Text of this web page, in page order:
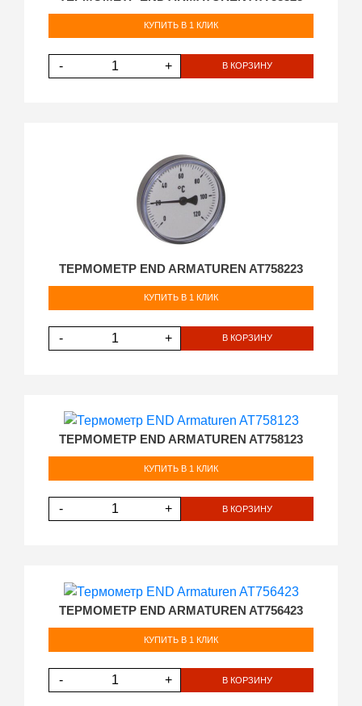
КУПИТЬ В 1 КЛИК
- + В КОРЗИНУ
ТЕРМОМЕТР END ARMATUREN AT758223
КУПИТЬ В 1 КЛИК
- + В КОРЗИНУ
ТЕРМОМЕТР END ARMATUREN AT758123
КУПИТЬ В 1 КЛИК
- + В КОРЗИНУ
ТЕРМОМЕТР END ARMATUREN AT756423
КУПИТЬ В 1 КЛИК
- + В КОРЗИНУ